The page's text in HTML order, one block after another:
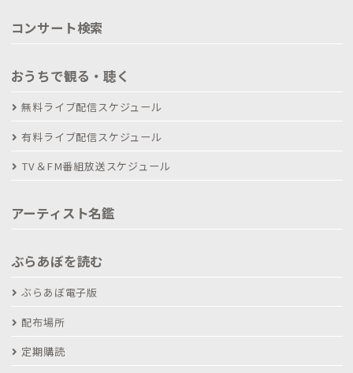
コンサート検索
おうちで観る・聴く
無料ライブ配信スケジュール
有料ライブ配信スケジュール
TV＆FM番組放送スケジュール
アーティスト名鑑
ぶらあぼを読む
ぶらあぼ電子版
配布場所
定期購読